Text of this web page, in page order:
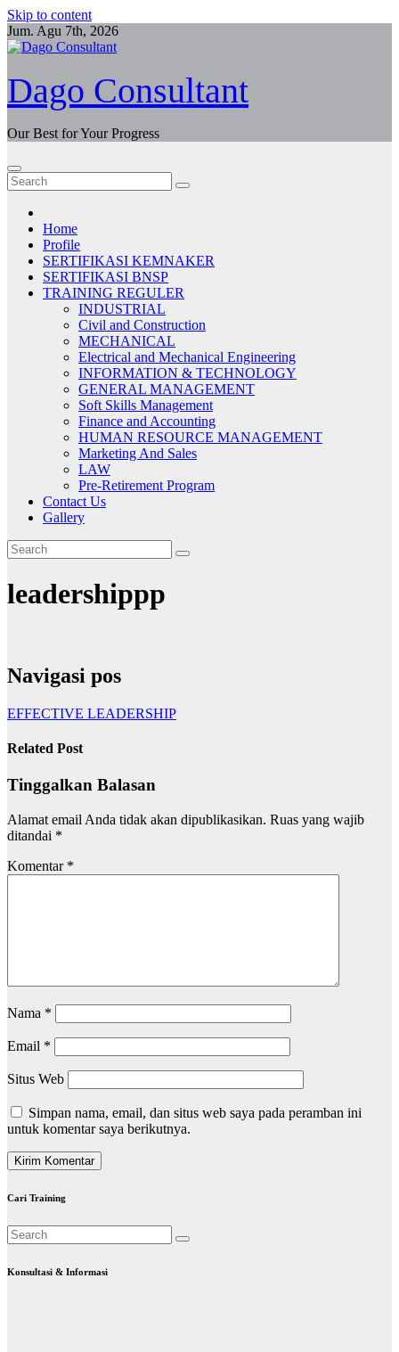
Skip to content
Jum. Agu 7th, 2026
Dago Consultant
Our Best for Your Progress
Home
Profile
SERTIFIKASI KEMNAKER
SERTIFIKASI BNSP
TRAINING REGULER
INDUSTRIAL
Civil and Construction
MECHANICAL
Electrical and Mechanical Engineering
INFORMATION & TECHNOLOGY
GENERAL MANAGEMENT
Soft Skills Management
Finance and Accounting
HUMAN RESOURCE MANAGEMENT
Marketing And Sales
LAW
Pre-Retirement Program
Contact Us
Gallery
leadershippp
Navigasi pos
EFFECTIVE LEADERSHIP
Related Post
Tinggalkan Balasan
Alamat email Anda tidak akan dipublikasikan. Ruas yang wajib
ditandai *
Komentar *
Nama *
Email *
Situs Web
Simpan nama, email, dan situs web saya pada peramban ini
untuk komentar saya berikutnya.
Cari Training
Konsultasi & Informasi